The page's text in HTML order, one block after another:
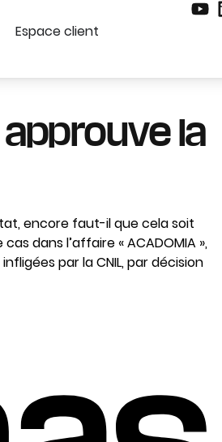
Espace client
approuve la
encore faut-il que cela soit
dans l’affaire « ACADOMIA »,
par la CNIL, par décision